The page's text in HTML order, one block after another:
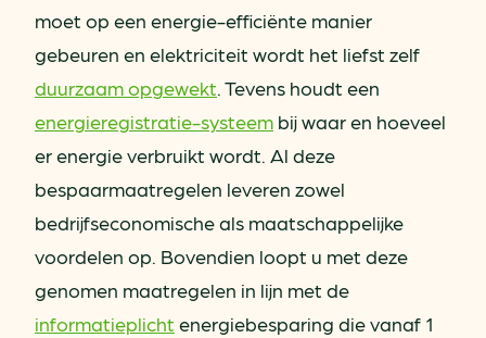
moet op een energie-efficiënte manier
gebeuren en elektriciteit wordt het liefst zelf
duurzaam opgewekt. Tevens houdt een
energieregistratie-systeem bij waar en hoeveel
er energie verbruikt wordt. Al deze
bespaarmaatregelen leveren zowel
bedrijfseconomische als maatschappelijke
voordelen op. Bovendien loopt u met deze
genomen maatregelen in lijn met de
informatieplicht energiebesparing die vanaf 1